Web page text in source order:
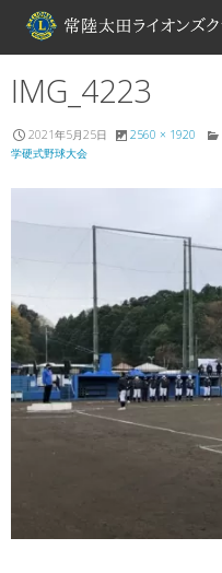
IMG_4223
2021年5月25日 2560 × 1920
学硬式野球大会